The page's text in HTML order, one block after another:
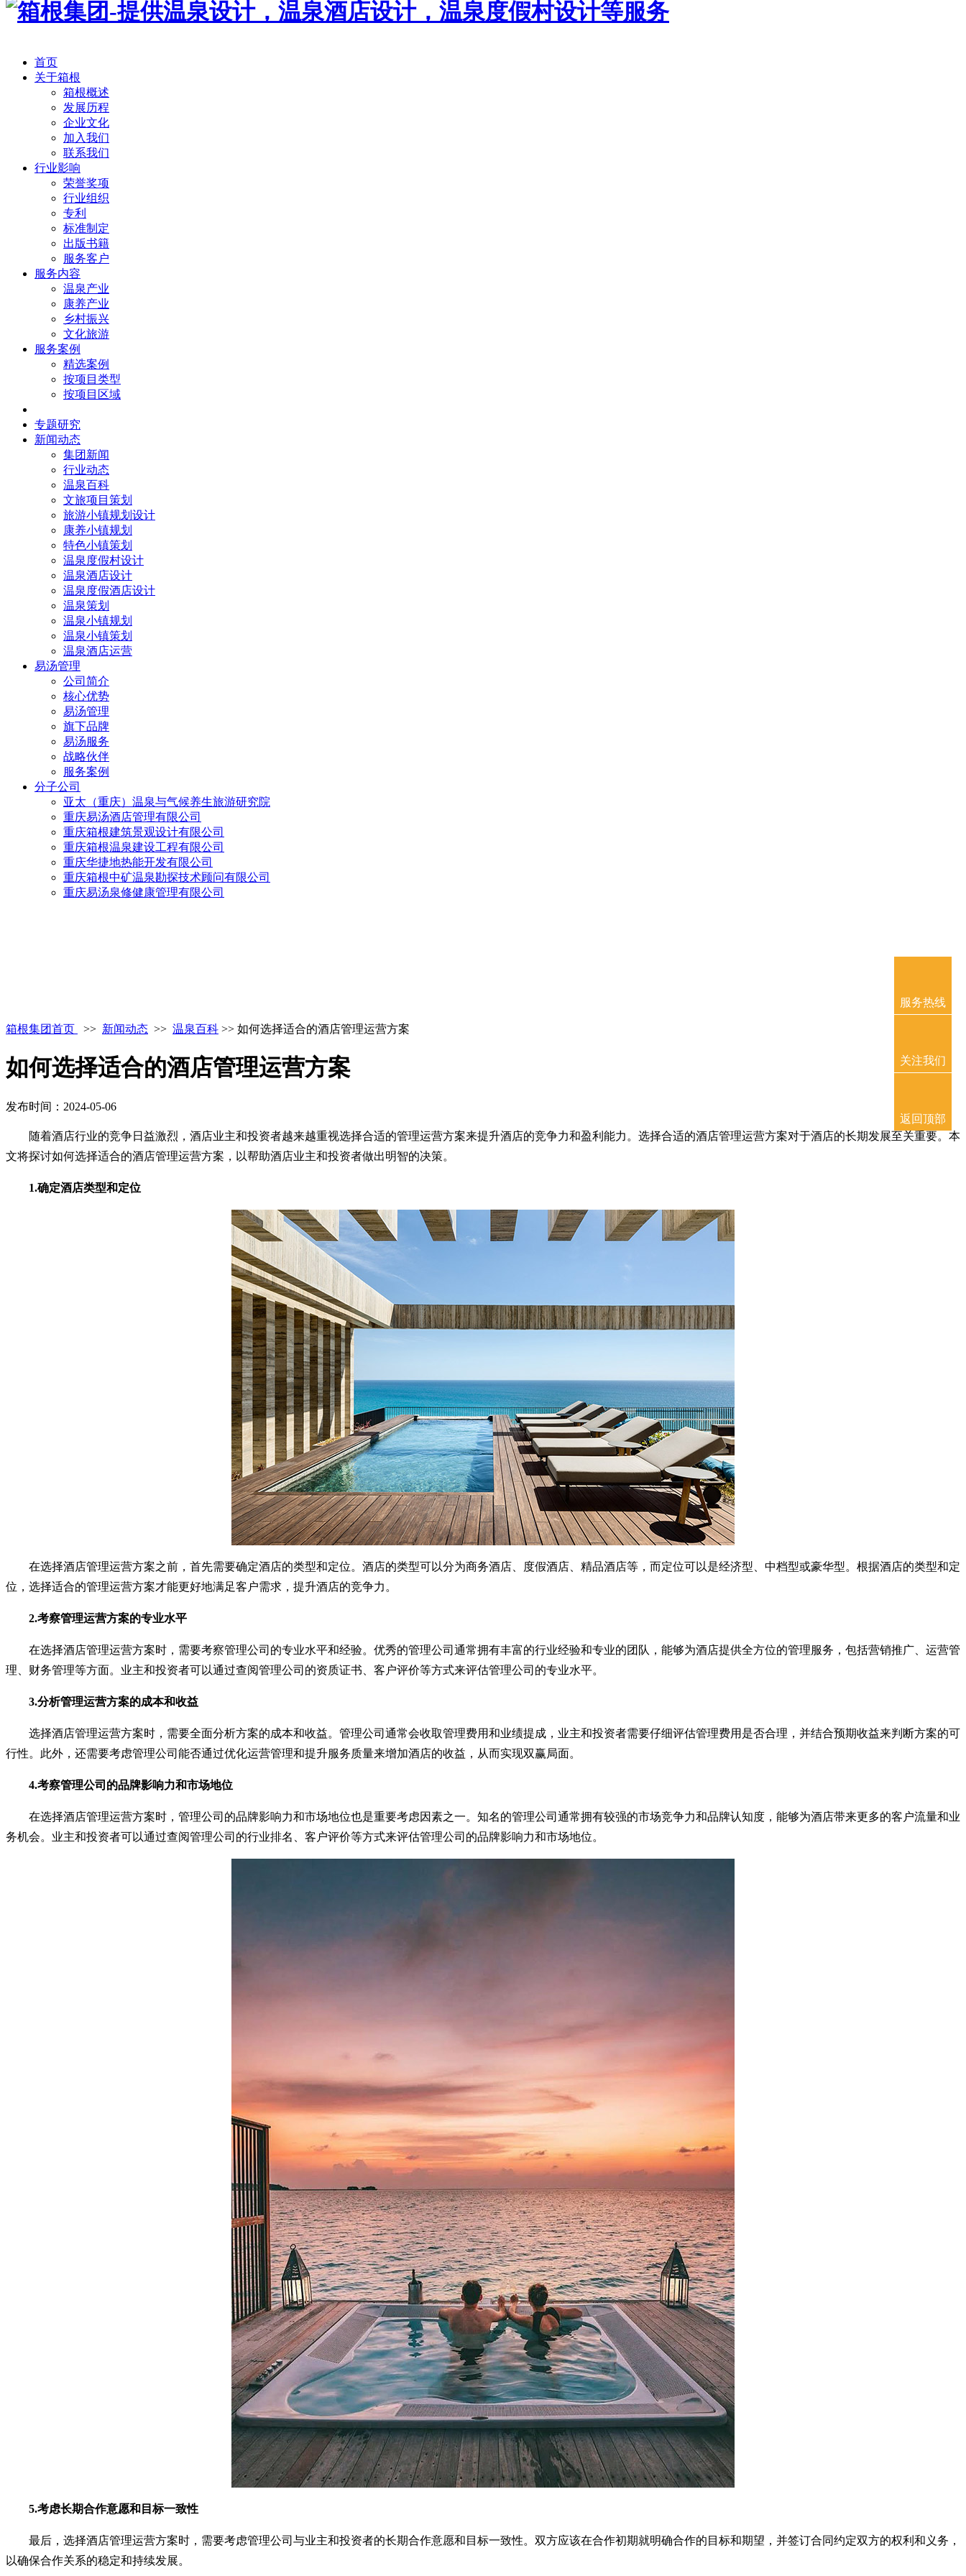
首页
关于箱根
箱根概述
发展历程
企业文化
加入我们
联系我们
行业影响
荣誉奖项
行业组织
专利
标准制定
出版书籍
服务客户
服务内容
温泉产业
康养产业
乡村振兴
文化旅游
服务案例
精选案例
按项目类型
按项目区域
专题研究
新闻动态
集团新闻
行业动态
温泉百科
文旅项目策划
旅游小镇规划设计
康养小镇规划
特色小镇策划
温泉度假村设计
温泉酒店设计
温泉度假酒店设计
温泉策划
温泉小镇规划
温泉小镇策划
温泉酒店运营
易汤管理
公司简介
核心优势
易汤管理
旗下品牌
易汤服务
战略伙伴
服务案例
分子公司
亚太（重庆）温泉与气候养生旅游研究院
重庆易汤酒店管理有限公司
重庆箱根建筑景观设计有限公司
重庆箱根温泉建设工程有限公司
重庆华捷地热能开发有限公司
重庆箱根中矿温泉勘探技术顾问有限公司
重庆易汤泉修健康管理有限公司
箱根集团首页 >> 新闻动态 >> 温泉百科 >> 如何选择适合的酒店管理运营方案
如何选择适合的酒店管理运营方案
发布时间：2024-05-06
随着酒店行业的竞争日益激烈，酒店业主和投资者越来越重视选择合适的管理运营方案来提升酒店的竞争力和盈利能力。选择合适的酒店管理运营方案对于酒店的长期发展至关重要。本
文将探讨如何选择适合的酒店管理运营方案，以帮助酒店业主和投资者做出明智的决策。
1.确定酒店类型和定位
在选择酒店管理运营方案之前，首先需要确定酒店的类型和定位。酒店的类型可以分为商务酒店、度假酒店、精品酒店等，而定位可以是经济型、中档型或豪华型。根据酒店的类型和定
位，选择适合的管理运营方案才能更好地满足客户需求，提升酒店的竞争力。
2.考察管理运营方案的专业水平
在选择酒店管理运营方案时，需要考察管理公司的专业水平和经验。优秀的管理公司通常拥有丰富的行业经验和专业的团队，能够为酒店提供全方位的管理服务，包括营销推广、运营管
理、财务管理等方面。业主和投资者可以通过查阅管理公司的资质证书、客户评价等方式来评估管理公司的专业水平。
3.分析管理运营方案的成本和收益
选择酒店管理运营方案时，需要全面分析方案的成本和收益。管理公司通常会收取管理费用和业绩提成，业主和投资者需要仔细评估管理费用是否合理，并结合预期收益来判断方案的可
行性。此外，还需要考虑管理公司能否通过优化运营管理和提升服务质量来增加酒店的收益，从而实现双赢局面。
4.考察管理公司的品牌影响力和市场地位
在选择酒店管理运营方案时，管理公司的品牌影响力和市场地位也是重要考虑因素之一。知名的管理公司通常拥有较强的市场竞争力和品牌认知度，能够为酒店带来更多的客户流量和业
务机会。业主和投资者可以通过查阅管理公司的行业排名、客户评价等方式来评估管理公司的品牌影响力和市场地位。
5.考虑长期合作意愿和目标一致性
最后，选择酒店管理运营方案时，需要考虑管理公司与业主和投资者的长期合作意愿和目标一致性。双方应该在合作初期就明确合作的目标和期望，并签订合同约定双方的权利和义务，
以确保合作关系的稳定和持续发展。
服务热线
关注我们
返回顶部